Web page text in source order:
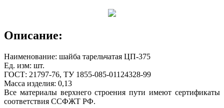
Описание:
Наименование: шайба тарельчатая ЦП-375
Ед. изм: шт.
ГОСТ: 21797-76, ТУ 1855-085-01124328-99
Масса изделия: 0,13
Все материалы верхнего строения пути имеют сертификаты
соответствия ССФЖТ РФ.